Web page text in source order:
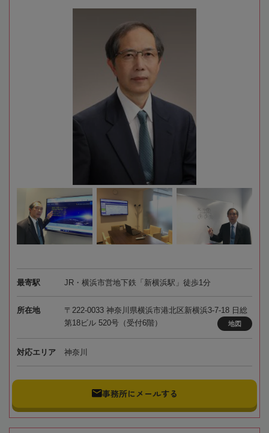
最寄駅 JR・横浜市営地下鉄「新横浜駅」徒歩1分
所在地
〒222-0033 神奈川県横浜市港北区新横浜3-7-18 日総
第18ビル 520号（受付6階）
地図
対応エリア 神奈川
事務所にメールする